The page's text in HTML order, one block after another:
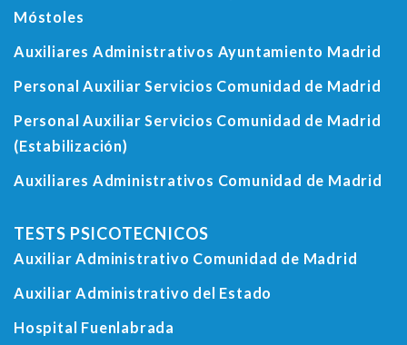
Móstoles
Auxiliares Administrativos Ayuntamiento Madrid
Personal Auxiliar Servicios Comunidad de Madrid
Personal Auxiliar Servicios Comunidad de Madrid
(Estabilización)
Auxiliares Administrativos Comunidad de Madrid
TESTS PSICOTECNICOS
Auxiliar Administrativo Comunidad de Madrid
Auxiliar Administrativo del Estado
Hospital Fuenlabrada